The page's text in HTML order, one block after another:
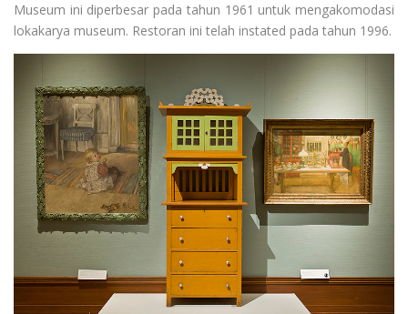
Museum ini diperbesar pada tahun 1961 untuk mengakomodasi
lokakarya museum. Restoran ini telah instated pada tahun 1996.